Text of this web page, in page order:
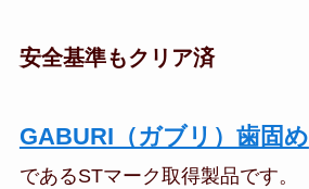
安全基準もクリア済
GABURI（ガブリ）歯固め
であるSTマーク取得製品です。